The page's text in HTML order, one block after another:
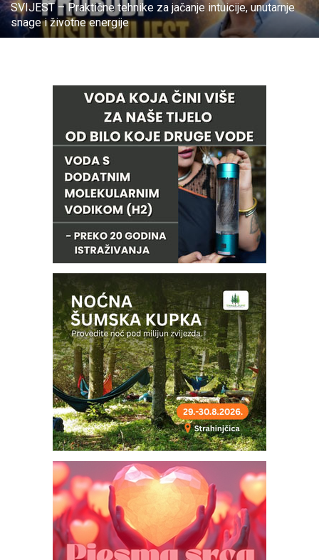
SVIJEST – Praktične tehnike za jačanje intuicije, unutarnje
snage i životne energije